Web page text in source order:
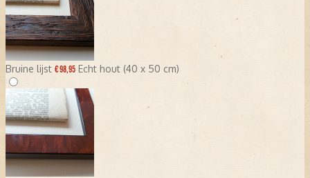
Bruine lijst € 98,95 Echt hout (40 x 50 cm)